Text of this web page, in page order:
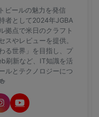
ビールの魅力を発信
者として2024年JGBA
拠点で米日のクラフト
スやレビューを提供。
る世界」を目指し、プ
刷新など、IT知識を活
ルとテクノロジーにつ